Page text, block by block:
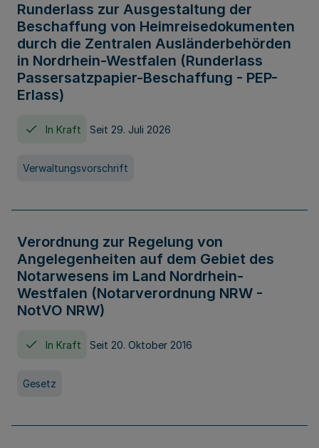
Runderlass zur Ausgestaltung der
Beschaffung von Heimreisedokumenten
durch die Zentralen Ausländerbehörden
in Nordrhein-Westfalen (Runderlass
Passersatzpapier-Beschaffung - PEP-
Erlass)
In Kraft Seit 29. Juli 2026
Verwaltungsvorschrift
Verordnung zur Regelung von
Angelegenheiten auf dem Gebiet des
Notarwesens im Land Nordrhein-
Westfalen (Notarverordnung NRW -
NotVO NRW)
In Kraft Seit 20. Oktober 2016
Gesetz